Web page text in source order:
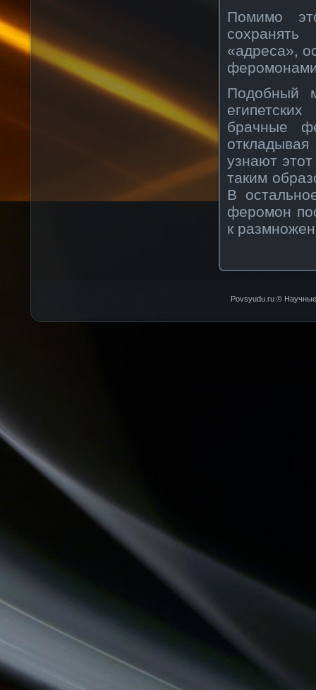
Помимо
«адреса»,
Подобный
брачные
узнают
таким
В
феромон
к
Povsyudu.ru © Научные